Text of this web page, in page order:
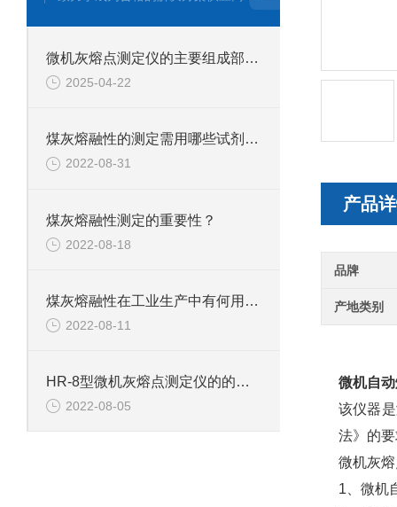
产品
品牌
产地类别
微机自
该仪器
法》的
微机灰
1、微机
微机灰熔点测定仪的主要组成部件功能特点介绍
2025-04-22
煤灰熔融性的测定需用哪些试剂和材料？
2022-08-31
煤灰熔融性测定的重要性？
2022-08-18
煤灰熔融性在工业生产中有何用途？
2022-08-11
HR-8型微机灰熔点测定仪的的技术参数
2022-08-05